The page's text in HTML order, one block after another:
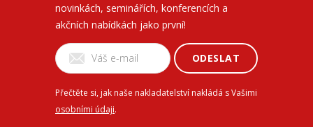
novinkách, seminářích, konferencích a
akčních nabídkách jako první!
ODESLAT
Přečtěte si, jak naše nakladatelství nakládá s Vašimi
osobními údaji.